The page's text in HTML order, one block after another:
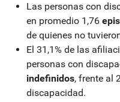
Las personas con
en promedio 1,76
de quienes no
El 31,1% de las
personas con
indefinidos, frente al
discapacidad.